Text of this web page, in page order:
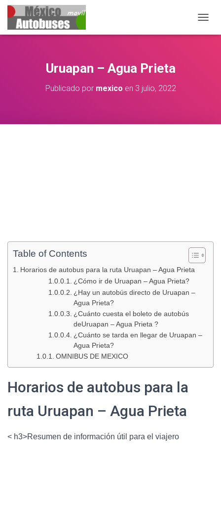
Uruapan – Agua Prieta
Publicado por mexico en 3 julio, 2022
Table of Contents
Horarios de autobus para la ruta Uruapan – Agua Prieta
¿Cómo ir de Uruapan – Agua Prieta?
¿Hay un autobús directo de Uruapan –
Agua Prieta?
¿Cuánto cuesta el boleto de autobús
deUruapan – Agua Prieta ?
¿Cuánto se tarda en llegar de Uruapan –
Agua Prieta?
OMNIBUS DE MEXICO
Horarios de autobus para la
ruta Uruapan – Agua Prieta
< h3>Resumen de información útil para el viajero